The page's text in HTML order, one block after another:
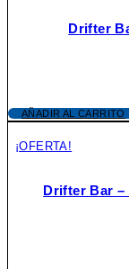
Drifter
AÑADIR AL CARRITO
¡OFERTA!
Drifter Bar